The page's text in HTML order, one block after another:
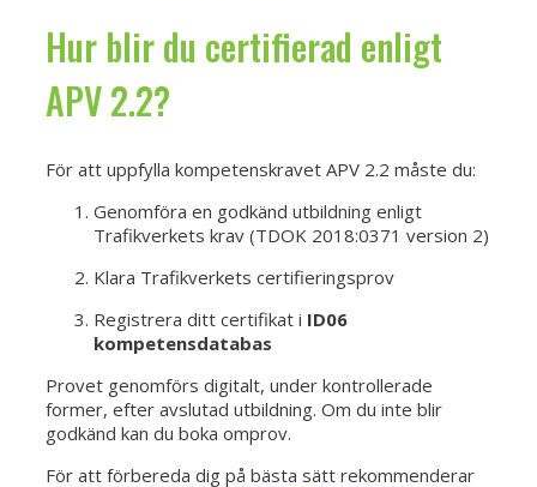
Hur blir du certifierad enligt
APV 2.2?
För att uppfylla kompetenskravet APV 2.2 måste du:
Genomföra en godkänd utbildning enligt
Trafikverkets krav (TDOK 2018:0371 version 2)
Klara Trafikverkets certifieringsprov
Registrera ditt certifikat i ID06
kompetensdatabas
Provet genomförs digitalt, under kontrollerade
former, efter avslutad utbildning. Om du inte blir
godkänd kan du boka omprov.
För att förbereda dig på bästa sätt rekommenderar